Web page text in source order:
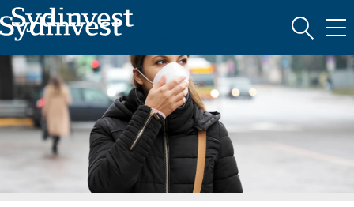
MARKEDSFØRINGSMATERIALE